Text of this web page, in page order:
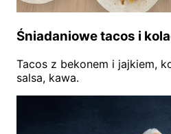
Śniadaniowe tacos i
Tacos z bekonem i jajkiem,
salsa, kawa.